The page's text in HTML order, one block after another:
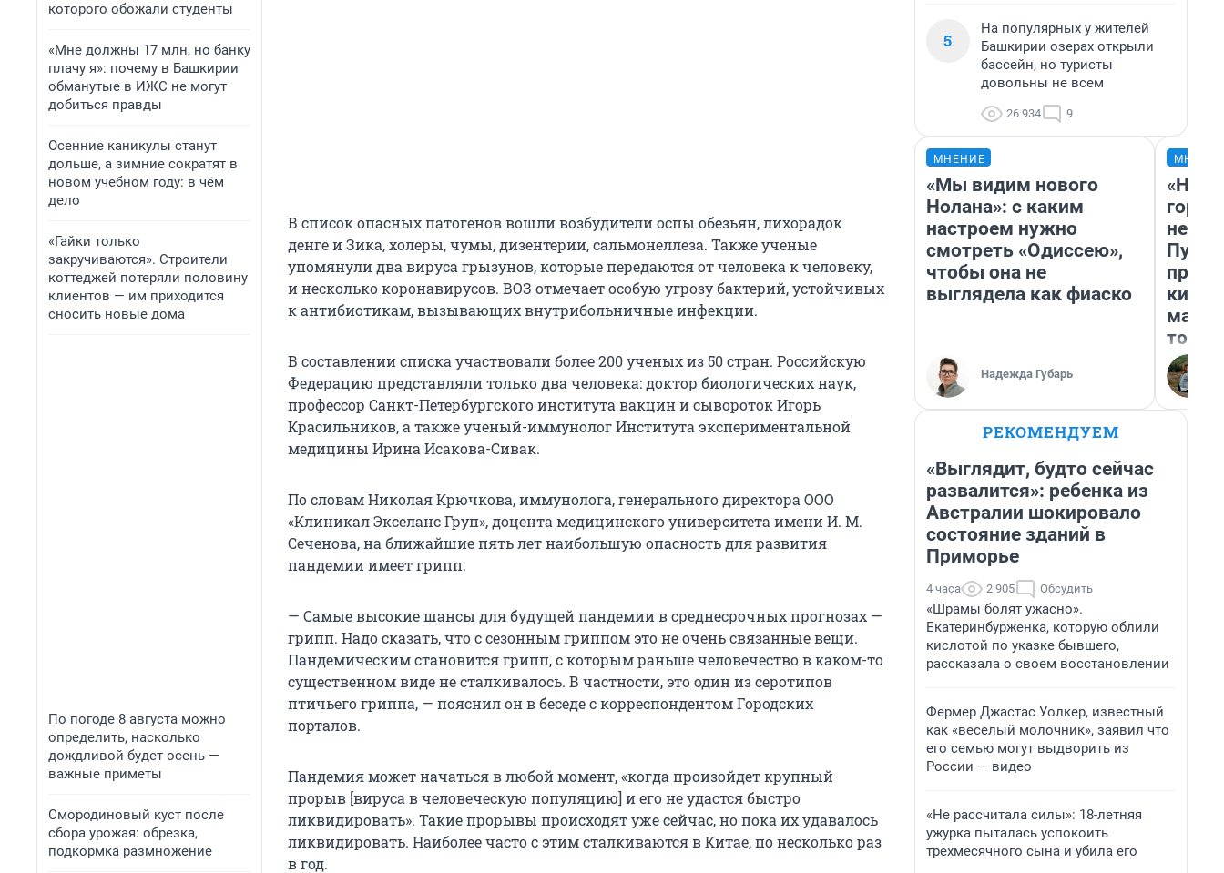
которого обожали студенты
«Мне должны 17 млн, но банку
плачу я»: почему в Башкирии
обманутые в ИЖС не могут
добиться правды
Осенние каникулы станут
дольше, а зимние сократят в
новом учебном году: в чём
дело
«Гайки только
закручиваются». Строители
коттеджей потеряли половину
клиентов — им приходится
сносить новые дома
По погоде 8 августа можно
определить, насколько
дождливой будет осень —
важные приметы
Смородиновый куст после
сбора урожая: обрезка,
подкормка размножение
В список опасных патогенов вошли возбудители оспы обезьян, лихорадок
денге и Зика, холеры, чумы, дизентерии, сальмонеллеза. Также ученые
упомянули два вируса грызунов, которые передаются от человека к человеку,
и несколько коронавирусов. ВОЗ отмечает особую угрозу бактерий, устойчивых
к антибиотикам, вызывающих внутрибольничные инфекции.
В составлении списка участвовали более 200 ученых из 50 стран. Российскую
Федерацию представляли только два человека: доктор биологических наук,
профессор Санкт-Петербургского института вакцин и сывороток Игорь
Красильников, а также ученый-иммунолог Института экспериментальной
медицины Ирина Исакова-Сивак.
По словам Николая Крючкова, иммунолога, генерального директора ООО
«Клиникал Экселанс Груп», доцента медицинского университета имени И. М.
Сеченова, на ближайшие пять лет наибольшую опасность для развития
пандемии имеет грипп.
— Самые высокие шансы для будущей пандемии в среднесрочных прогнозах —
грипп. Надо сказать, что с сезонным гриппом это не очень связанные вещи.
Пандемическим становится грипп, с которым раньше человечество в каком-то
существенном виде не сталкивалось. В частности, это один из серотипов
птичьего гриппа, — пояснил он в беседе с корреспондентом Городских
порталов.
Пандемия может начаться в любой момент, «когда произойдет крупный
прорыв [вируса в человеческую популяцию] и его не удастся быстро
ликвидировать». Такие прорывы происходят уже сейчас, но пока их удавалось
ликвидировать. Наиболее часто с этим сталкиваются в Китае, по несколько раз
в год.
5
На популярных у жителей
Башкирии озерах открыли
бассейн, но туристы
довольны не всем
26 934 9
МНЕНИЕ
«Мы видим нового
Нолана»: с каким
настроем нужно
смотреть «Одиссею»,
чтобы она не
выглядела как фиаско
Надежда Губарь
«Нет
того
РЕКОМЕНДУЕМ
«Выглядит, будто сейчас
развалится»: ребенка из
Австралии шокировало
состояние зданий в
Приморье
4 часа 2 905 Обсудить
«Шрамы болят ужасно».
Екатеринбурженка, которую облили
кислотой по указке бывшего,
рассказала о своем восстановлении
Фермер Джастас Уолкер, известный
как «веселый молочник», заявил что
его семью могут выдворить из
России — видео
«Не рассчитала силы»: 18-летняя
ужурка пыталась успокоить
трехмесячного сына и убила его